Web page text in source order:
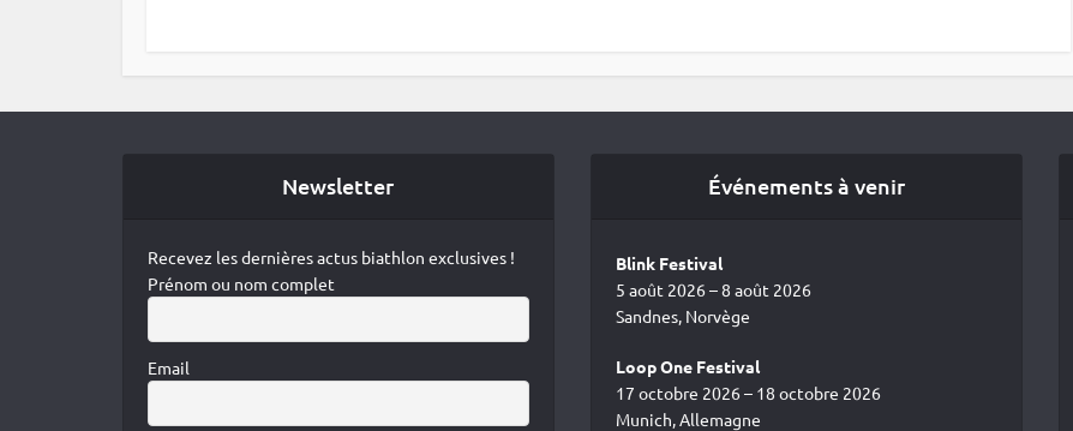
Newsletter
Recevez les dernières actus biathlon exclusives !
Prénom ou nom complet
Email
Événements à venir
Blink Festival
5 août 2026 – 8 août 2026
Sandnes, Norvège
Loop One Festival
17 octobre 2026 – 18 octobre 2026
Munich, Allemagne